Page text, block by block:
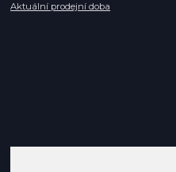
Aktuální prodejní doba